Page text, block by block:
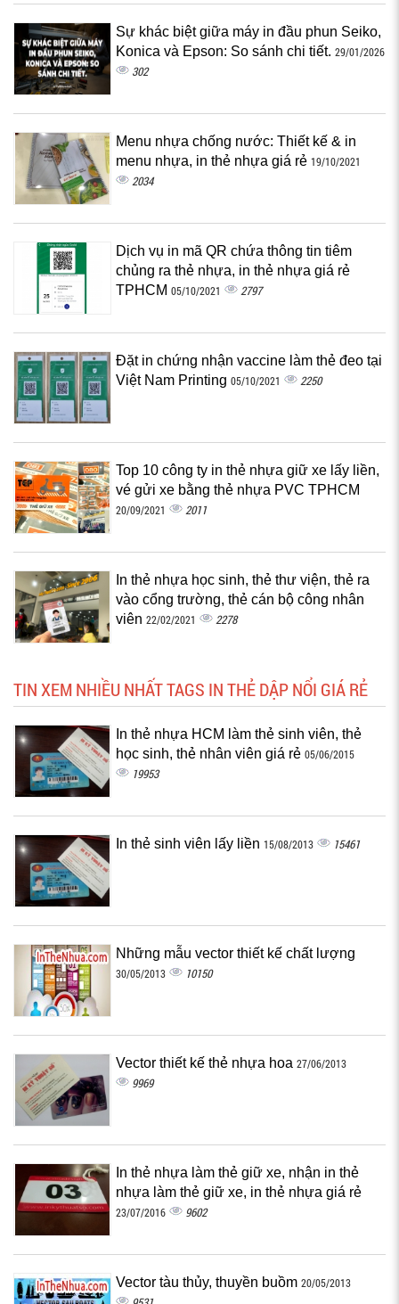
Sự khác biệt giữa máy in đầu phun Seiko,
Konica và Epson: So sánh chi tiết. 29/01/2026
302
Menu nhựa chống nước: Thiết kế & in
menu nhựa, in thẻ nhựa giá rẻ 19/10/2021
2034
Dịch vụ in mã QR chứa thông tin tiêm
chủng ra thẻ nhựa, in thẻ nhựa giá rẻ
TPHCM 05/10/2021 2797
Đặt in chứng nhận vaccine làm thẻ đeo tại
Việt Nam Printing 05/10/2021 2250
Top 10 công ty in thẻ nhựa giữ xe lấy liền,
vé gửi xe bằng thẻ nhựa PVC TPHCM
20/09/2021 2011
In thẻ nhựa học sinh, thẻ thư viện, thẻ ra
vào cổng trường, thẻ cán bộ công nhân
viên 22/02/2021 2278
TIN XEM NHIỀU NHẤT TAGS IN THẺ DẬP NỔI GIÁ RẺ
In thẻ nhựa HCM làm thẻ sinh viên, thẻ
học sinh, thẻ nhân viên giá rẻ 05/06/2015
19953
In thẻ sinh viên lấy liền 15/08/2013 15461
Những mẫu vector thiết kế chất lượng
30/05/2013 10150
Vector thiết kế thẻ nhựa hoa 27/06/2013
9969
In thẻ nhựa làm thẻ giữ xe, nhận in thẻ
nhựa làm thẻ giữ xe, in thẻ nhựa giá rẻ
23/07/2016 9602
Vector tàu thủy, thuyền buồm 20/05/2013